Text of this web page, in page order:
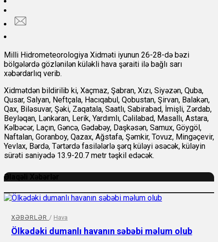
Milli Hidrometeorologiya Xidməti iyunun 26-28-də bəzi
bölgələrdə gözlənilən küləkli hava şəraiti ilə bağlı sarı
xəbərdarlıq verib.
Xidmətdən bildirilib ki, Xaçmaz, Şabran, Xızı, Siyəzən, Quba,
Qusar, Salyan, Neftçala, Hacıqabul, Qobustan, Şirvan, Balakən,
Qax, Biləsuvar, Şəki, Zaqatala, Saatlı, Sabirabad, İmişli, Zərdab,
Beyləqan, Lənkəran, Lerik, Yardımlı, Cəlilabad, Masallı, Astara,
Kəlbəcər, Laçın, Gəncə, Gədəbəy, Daşkəsən, Samux, Göygöl,
Naftalan, Goranboy, Qazax, Ağstafa, Şəmkir, Tovuz, Mingəçevir,
Yevlax, Bərdə, Tərtərdə fasilələrlə şərq küləyi əsəcək, küləyin
sürəti saniyədə 13.9-20.7 metr təşkil edəcək.
Əlaqəli Xəbərlər
XƏBƏRLƏR / Hava
Ölkədəki dumanlı havanın səbəbi məlum olub